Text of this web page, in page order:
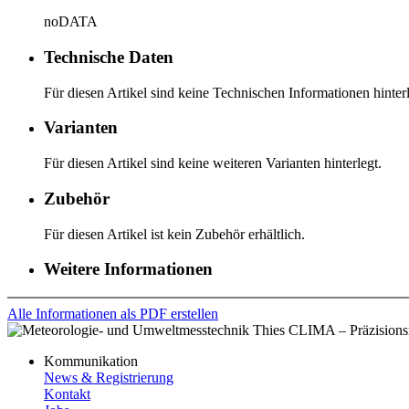
noDATA
Technische Daten
Für diesen Artikel sind keine Technischen Informationen
Varianten
Für diesen Artikel sind keine weiteren Varianten hinterlegt.
Zubehör
Für diesen Artikel ist kein Zubehör erhältlich.
Weitere Informationen
Alle Informationen als PDF erstellen
Kommunikation
News & Registrierung
Kontakt